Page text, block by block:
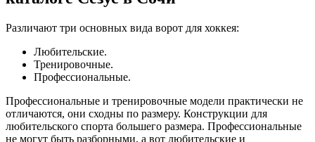
Различают три основных вида ворот для хоккея:
Любительские.
Тренировочные.
Профессиональные.
Профессиональные и тренировочные модели практически не
отличаются, они сходны по размеру. Конструкции для
любительского спорта большего размера. Профессиональные
не могут быть разборными, а вот любительские и